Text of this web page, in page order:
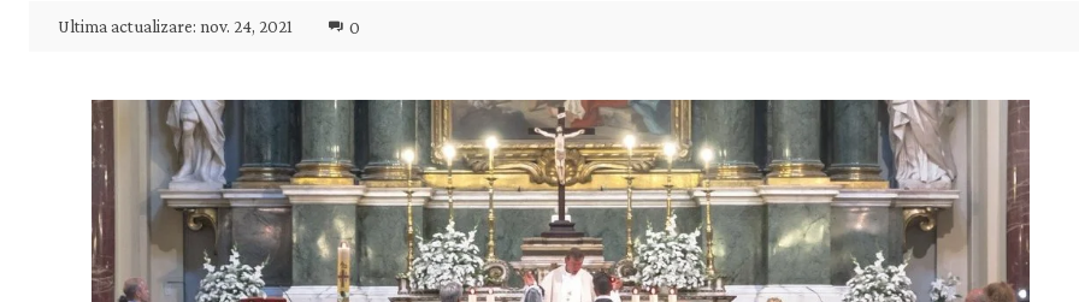
Ultima actualizare: nov. 24, 2021 0